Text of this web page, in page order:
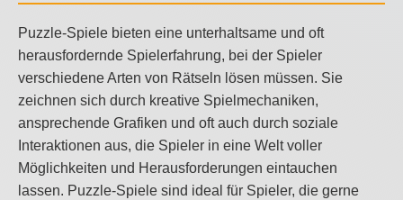
Puzzle-Spiele bieten eine unterhaltsame und oft
herausfordernde Spielerfahrung, bei der Spieler
verschiedene Arten von Rätseln lösen müssen. Sie
zeichnen sich durch kreative Spielmechaniken,
ansprechende Grafiken und oft auch durch soziale
Interaktionen aus, die Spieler in eine Welt voller
Möglichkeiten und Herausforderungen eintauchen
lassen. Puzzle-Spiele sind ideal für Spieler, die gerne